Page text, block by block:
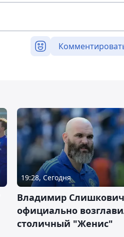
19:28, Сегодня
Владимир Слишкович
официально
столичный "Женис"